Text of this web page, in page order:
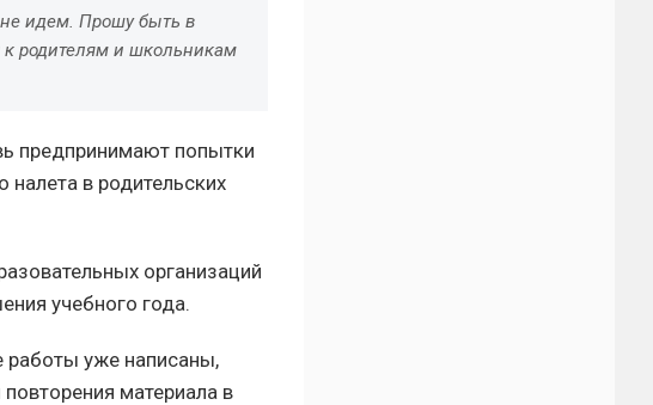
не идем. Прошу быть в
к родителям и школьникам
предпринимают попытки
в родительских
организаций
учебного года.
работы уже написаны,
материала в